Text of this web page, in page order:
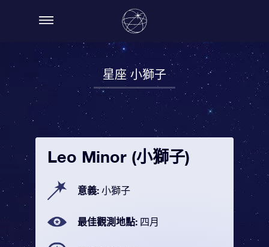
星座 小獅子
Leo Minor (小獅子)
意義: 小獅子
最佳觀測地點: 四月